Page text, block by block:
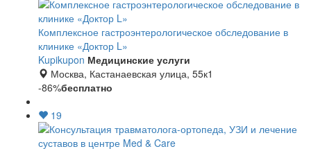
Комплексное гастроэнтерологическое обследование в
клинике «Доктор L»
Kupikupon Медицинские услуги
Москва, Кастанаевская улица, 55к1
-86%бесплатно
19